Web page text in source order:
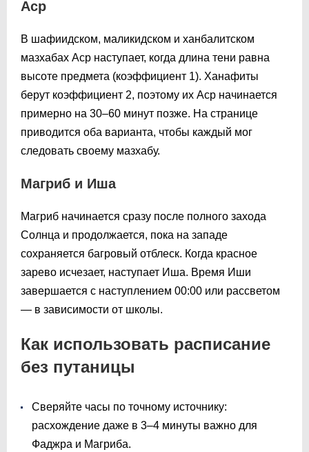
Аср
В шафиидском, маликидском и ханбалитском
мазхабах Аср наступает, когда длина тени равна
высоте предмета (коэффициент 1). Ханафиты
берут коэффициент 2, поэтому их Аср начинается
примерно на 30–60 минут позже. На странице
приводится оба варианта, чтобы каждый мог
следовать своему мазхабу.
Магриб и Иша
Магриб начинается сразу после полного захода
Солнца и продолжается, пока на западе
сохраняется багровый отблеск. Когда красное
зарево исчезает, наступает Иша. Время Иши
завершается с наступлением 00:00 или рассветом
— в зависимости от школы.
Как использовать расписание
без путаницы
Сверяйте часы по точному источнику:
расхождение даже в 3–4 минуты важно для
Фаджра и Магриба.